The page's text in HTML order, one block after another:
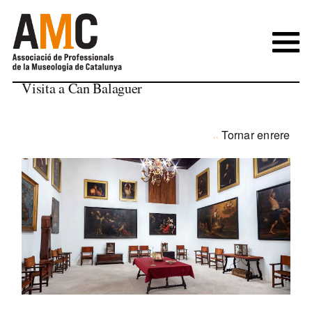
content
Visita a Can Balaguer
Tornar enrere